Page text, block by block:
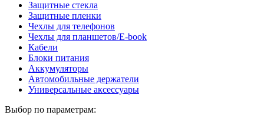
Защитные стекла
Защитные пленки
Чехлы для телефонов
Чехлы для планшетов/E-book
Кабели
Блоки питания
Аккумуляторы
Автомобильные держатели
Универсальные аксессуары
Выбор по параметрам: